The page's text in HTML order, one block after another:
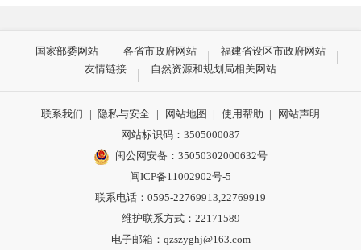
国家部委网站 各省市政府网站
福建省设区市政府网站
友情链接
自然资源和规划局相关网站
联系我们 | 隐私与安全 | 网站地图 | 使用帮助 |
网站声明
网站标识码：3505000087
闽公网安备：35050302000632号
闽ICP备11002902号-5
联系电话：0595-22769913,22769919
维护联系方式：22171589
电子邮箱：qzszyghj@163.com